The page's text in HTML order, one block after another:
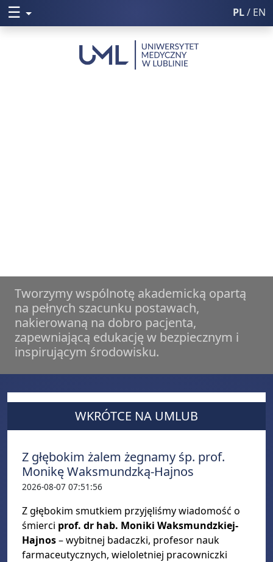
PL/ EN
Poczta
Włącz wysoki
☰ Rozwiń menu
Uniwersytet Medyczny w
Tworzymy wspólnotę akademicką opartą
na pełnych szacunku postawach,
nakierowaną na dobro pacjenta,
zapewniającą edukację w bezpiecznym i
inspirującym środowisku.
WKRÓTCE NA UMLUB
Z głębokim żalem żegnamy śp. prof.
Monikę Waksmundzką-Hajnos
2026-08-07 07:51:56
Z głębokim smutkiem przyjęliśmy wiadomość o
śmierci prof. dr hab. Moniki Waksmundzkiej-
Hajnos– wybitnej badaczki, profesor nauk
farmaceutycznych, wieloletniej pracowniczki